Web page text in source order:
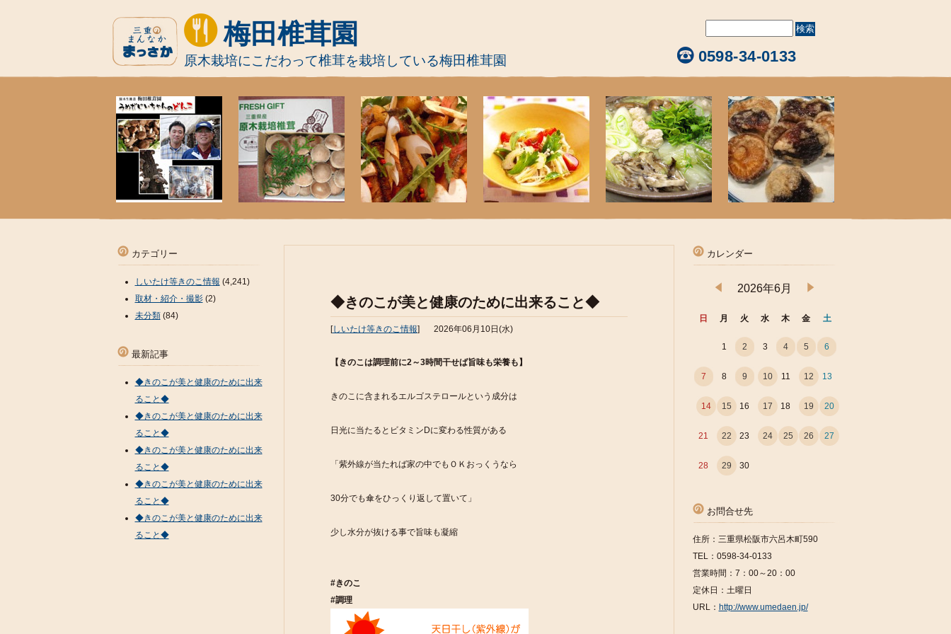
梅田椎茸園
原木栽培にこだわって椎茸を栽培している梅田椎茸園 0598-34-0133
◆きのこが美と健康のために出来ること◆
[しいたけ等きのこ情報] 2026年06月10日(水)
【きのこは調理前に2～3時間干せば旨味も栄養も】
きのこに含まれるエルゴステロールという成分は
日光に当たるとビタミンDに変わる性質がある
「紫外線が当たれば家の中でもＯＫおっくうなら
30分でも傘をひっくり返して置いて」
少し水分が抜ける事で旨味も凝縮 ‪
#‎きのこ‬ ‪
#‎調理‬
カテゴリー
しいたけ等きのこ情報 (4,241)
取材・紹介・撮影(2)
未分類(84)
最新記事
◆きのこが美と健康のために出来
ること◆
◆きのこが美と健康のために出来
ること◆
◆きのこが美と健康のために出来
ること◆
◆きのこが美と健康のために出来
ること◆
◆きのこが美と健康のために出来
ること◆
カレンダー
2026年6月
日 月 火 水 木 金 土
1 2 3 4 5 6
7 8 9 10 11 12 13
14 15 16 17 18 19 20
21 22 23 24 25 26 27
28 29 30
お問合せ先
住所：三重県松阪市六呂木町590
TEL：0598-34-0133
営業時間：7：00～20：00
定休日：土曜日
URL： http://www.umedaen.jp/